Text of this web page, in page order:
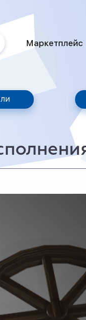
Маркетплейс